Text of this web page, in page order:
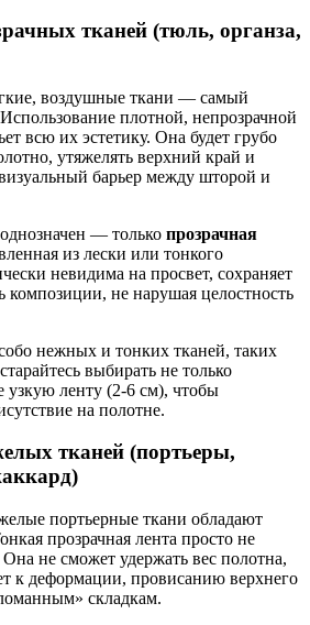
тканей (тюль, органза,
воздушные ткани — самый
плотной, непрозрачной
всю их эстетику. Она будет грубо
утяжелять верхний край и
барьер между шторой и
— только прозрачная
из лески или тонкого
невидима на просвет, сохраняет
композиции, не нарушая целостность
нежных и тонких тканей, таких
выбирать не только
узкую ленту (2-6 см), чтобы
на полотне.
тканей (портьеры,
портьерные ткани обладают
прозрачная лента просто не
Она не сможет удержать вес полотна,
к деформации, провисанию верхнего
складкам.